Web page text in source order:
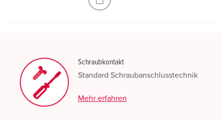
Schraubkontakt
Standard Schraubanschlusstechnik
Mehr erfahren